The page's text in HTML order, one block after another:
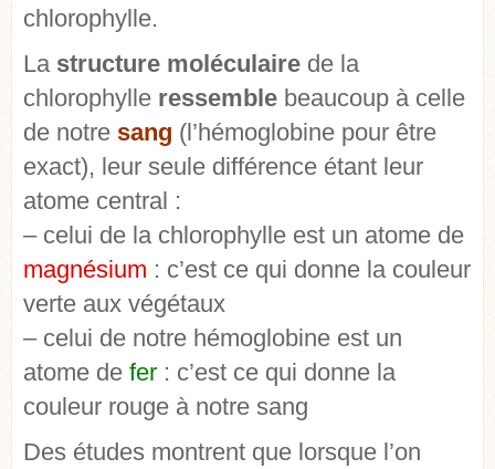
chlorophylle.
La structure moléculaire de la
chlorophylle ressemble beaucoup à celle
de notre sang (l’hémoglobine pour être
exact), leur seule différence étant leur
atome central :
– celui de la chlorophylle est un atome de
magnésium : c’est ce qui donne la couleur
verte aux végétaux
– celui de notre hémoglobine est un
atome de fer : c’est ce qui donne la
couleur rouge à notre sang
Des études montrent que lorsque l’on